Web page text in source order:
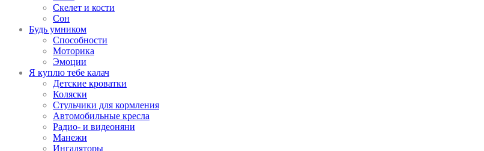
Скелет и кости
Сон
Будь умником
Способности
Моторика
Эмоции
Я куплю тебе калач
Детские кроватки
Коляски
Стульчики для кормления
Автомобильные кресла
Радио- и видеоняни
Манежи
Ингаляторы